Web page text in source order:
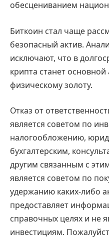
обесцениванием
Биткоин стал чаще
безопасный актив.
исключают, что в
крипта станет основной
физическому золоту.
Отказ от
является советом по
налогообложению,
бухгалтерским,
другим связанным с
является советом по
удержанию каких-либо
предоставляет
справочных целях и не
инвестициям.